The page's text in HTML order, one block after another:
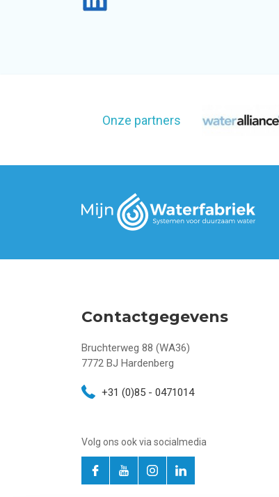
Onze partners
Contactgegevens
Bruchterweg 88 (WA36)
7772 BJ Hardenberg
+31 (0)85 - 0471014
Volg ons ook via socialmedia